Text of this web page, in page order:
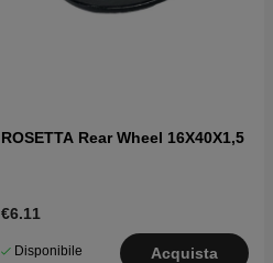
ROSETTA Rear Wheel 16X40X1,5
€6.11
Disponibile
Acquista